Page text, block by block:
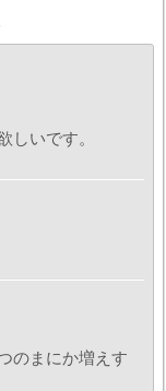
しいです。
のまにか増えす